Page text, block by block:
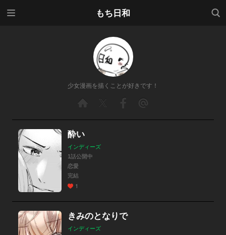
もち日和
検索
少女漫画を描くことが好きです！
酔い
インディーズ
1話公開中
恋愛
完結
1
きみのとなりで
インディーズ